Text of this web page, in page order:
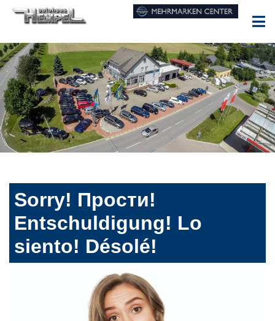
Sorry! Прости!
Entschuldigung! Lo
siento! Désolé!